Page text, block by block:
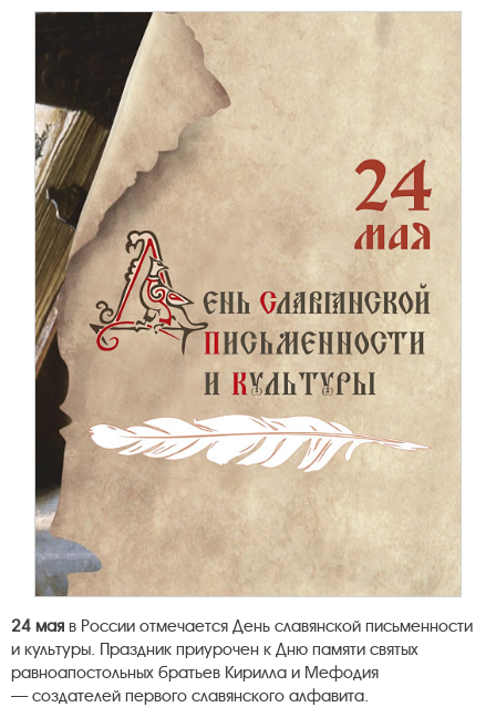
24 мая в России отмечается День славянской письменности
и культуры. Праздник приурочен к Дню памяти святых
равноапостольных братьев Кирилла и Мефодия
— создателей первого славянского алфавита.